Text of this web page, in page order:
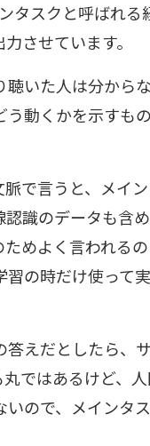
タスクと呼ばれる
させています。
いた人は分から
動くかを示すも
で言うと、メイ
識のデータも含
めよく言われる
の時だけ使って
えだとしたら、
ではあるけど、
ので、メインタ